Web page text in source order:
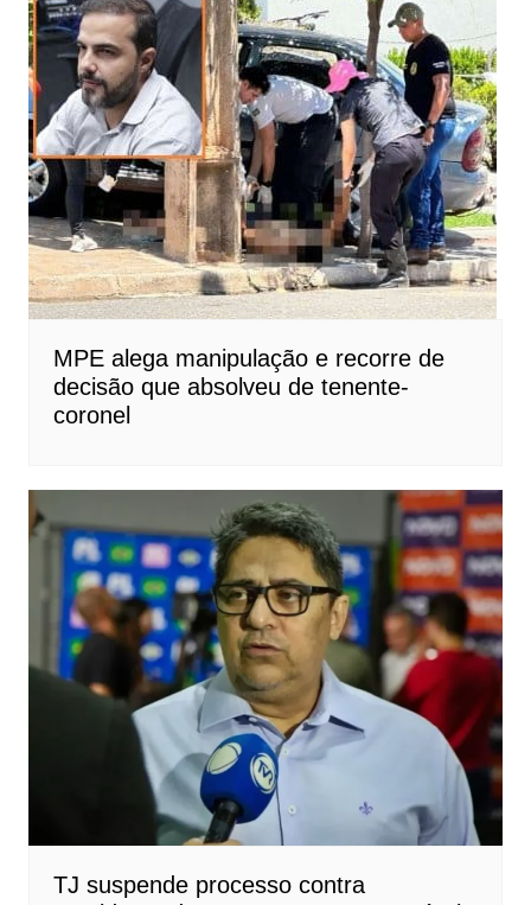
MPE alega manipulação e recorre de
decisão que absolveu de tenente-
coronel
TJ suspende processo contra